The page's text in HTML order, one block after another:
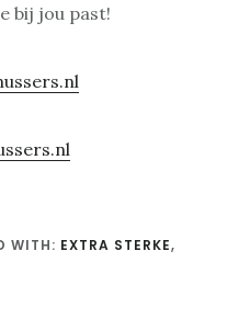
bij jou past!
WITH: EXTRA STERKE,